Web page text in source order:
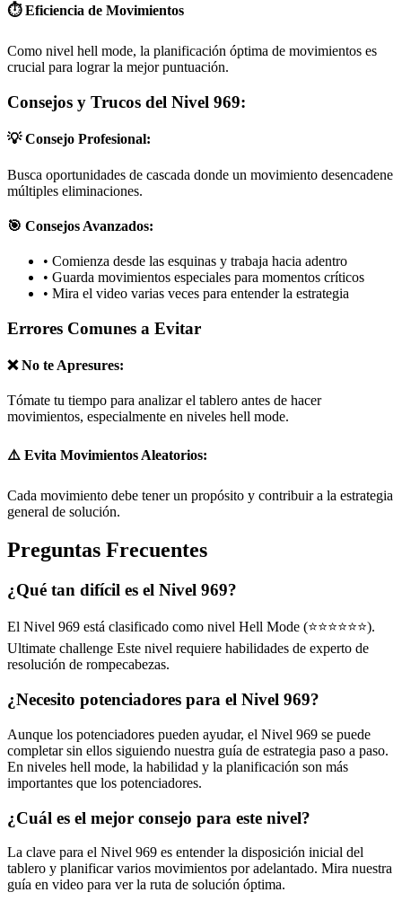
⏱️ Eficiencia de Movimientos
Como nivel hell mode, la planificación óptima de movimientos es
crucial para lograr la mejor puntuación.
Consejos y Trucos del Nivel 969:
💡 Consejo Profesional:
Busca oportunidades de cascada donde un movimiento desencadene
múltiples eliminaciones.
🎯 Consejos Avanzados:
• Comienza desde las esquinas y trabaja hacia adentro
• Guarda movimientos especiales para momentos críticos
• Mira el video varias veces para entender la estrategia
Errores Comunes a Evitar
❌ No te Apresures:
Tómate tu tiempo para analizar el tablero antes de hacer
movimientos, especialmente en niveles hell mode.
⚠️ Evita Movimientos Aleatorios:
Cada movimiento debe tener un propósito y contribuir a la estrategia
general de solución.
Preguntas Frecuentes
¿Qué tan difícil es el Nivel 969?
El Nivel 969 está clasificado como nivel Hell Mode (⭐⭐⭐⭐⭐⭐).
Ultimate challenge Este nivel requiere habilidades de experto de
resolución de rompecabezas.
¿Necesito potenciadores para el Nivel 969?
Aunque los potenciadores pueden ayudar, el Nivel 969 se puede
completar sin ellos siguiendo nuestra guía de estrategia paso a paso.
En niveles hell mode, la habilidad y la planificación son más
importantes que los potenciadores.
¿Cuál es el mejor consejo para este nivel?
La clave para el Nivel 969 es entender la disposición inicial del
tablero y planificar varios movimientos por adelantado. Mira nuestra
guía en video para ver la ruta de solución óptima.